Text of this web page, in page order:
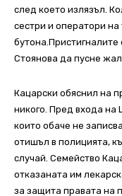
след което излязъл.
сестри и оператори на
Стоянова да пусне
Кацарски обяснил на
никого. Пред входа
които обаче не
отишъл в полицията,
случай. Семейство
отказаната им
за защита правата на